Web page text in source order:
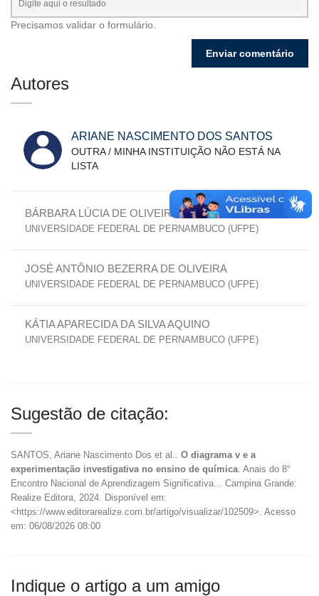
Precisamos validar o formulário.
Autores
ARIANE NASCIMENTO DOS SANTOS
OUTRA / MINHA INSTITUIÇÃO NÃO ESTÁ NA
LISTA
BÁRBARA LÚCIA DE OLIVEIRA DA SILVA
UNIVERSIDADE FEDERAL DE PERNAMBUCO (UFPE)
JOSÉ ANTÔNIO BEZERRA DE OLIVEIRA
UNIVERSIDADE FEDERAL DE PERNAMBUCO (UFPE)
KÁTIA APARECIDA DA SILVA AQUINO
UNIVERSIDADE FEDERAL DE PERNAMBUCO (UFPE)
Sugestão de citação:
SANTOS, Ariane Nascimento Dos et al.. O diagrama v e a
experimentação investigativa no ensino de química . Anais do 8°
Encontro Nacional de Aprendizagem Significativa... Campina Grande:
Realize Editora, 2024. Disponível em:
<https://www.editorarealize.com.br/artigo/visualizar/102509>. Acesso
em: 06/08/2026 08:00
Indique o artigo a um amigo